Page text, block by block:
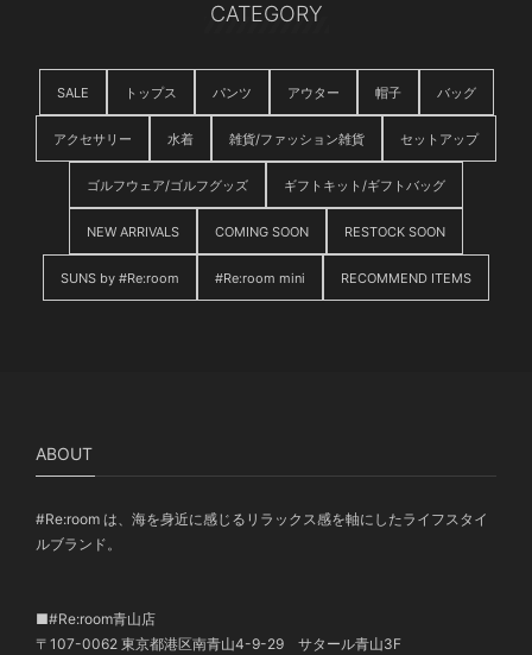
CATEGORY
SALE トップス パンツ アウター 帽子 バッグ
アクセサリー 水着 雑貨/ファッション雑貨 セットアップ
ゴルフウェア/ゴルフグッズ ギフトキット/ギフトバッグ
NEW ARRIVALS COMING SOON RESTOCK SOON
SUNS by #Re:room #Re:room mini RECOMMEND ITEMS
ABOUT
#Re:room は、海を身近に感じるリラックス感を軸にしたライフスタイ
ルブランド。
■#Re:room青山店
〒107-0062 東京都港区南青山4-9-29 サタール青山3F